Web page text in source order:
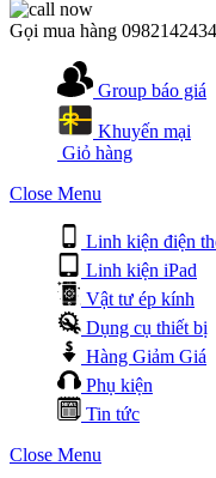
Gọi mua hàng 0982142434
Group báo giá
Khuyến mại
Giỏ hàng
Close Menu
Linh kiện điện
Linh kiện iPad
Vật tư ép kính
Dụng cụ thiết bị
Hàng Giảm Giá
Phụ kiện
Tin tức
Close Menu